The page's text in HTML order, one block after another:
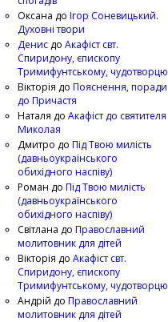
Оксана до Ігор Соневицький.
Духовні твори
Денис до Акафіст свт.
Спиридону, єпископу
Тримифунтському, чудотворцю
Вікторія до Пояснення, поради
до Причастя
Наталя до Акафіст до святителя
Миколая
Дмитро до Під Твою милість
(давньоукраїнського
обихідного наспіву)
Роман до Під Твою милість
(давньоукраїнського
обихідного наспіву)
Світлана до Православний
молитовник для дітей
Вікторія до Акафіст свт.
Спиридону, єпископу
Тримифунтському, чудотворцю
Андрій до Православний
молитовник для дітей